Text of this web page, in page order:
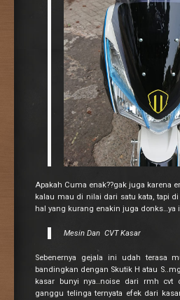
Apakah Cuma enak??gak juga karena
kalau mau di nilai dari satu kata, tapi
hal yang kurang enakin juga donks…ya
Mesin Dan CVT Kasar
Sebenernya gejala ini udah terasa
bandingkan dengan Skutik H atau
kasar bunyi nya..noise dari rmh cvt
ganggu telinga ternyata efek dari